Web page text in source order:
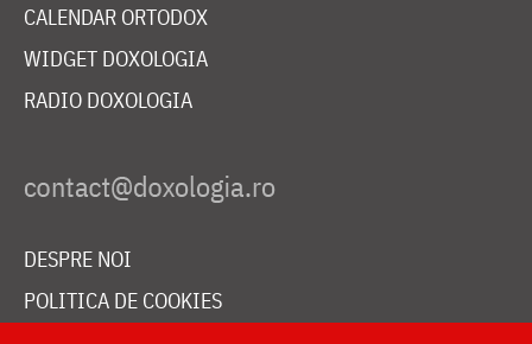
CALENDAR ORTODOX
WIDGET DOXOLOGIA
RADIO DOXOLOGIA
DESPRE NOI
POLITICA DE COOKIES